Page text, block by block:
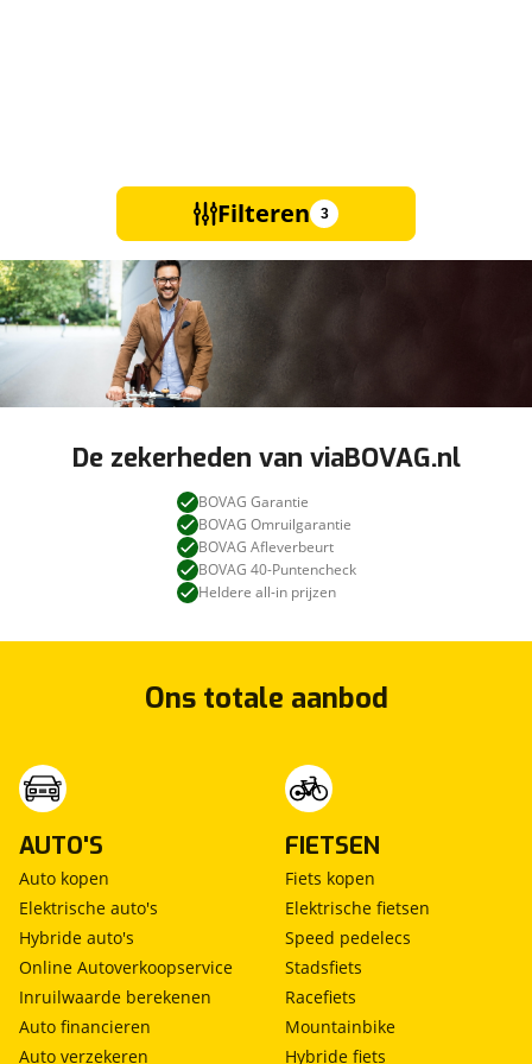
Filteren 3
De zekerheden van viaBOVAG.nl
BOVAG Garantie
BOVAG Omruilgarantie
BOVAG Afleverbeurt
BOVAG 40-Puntencheck
Heldere all-in prijzen
Ons totale aanbod
AUTO'S
Auto kopen
Elektrische auto's
Hybride auto's
Online Autoverkoopservice
Inruilwaarde berekenen
Auto financieren
Auto verzekeren
FIETSEN
Fiets kopen
Elektrische fietsen
Speed pedelecs
Stadsfiets
Racefiets
Mountainbike
Hybride fiets